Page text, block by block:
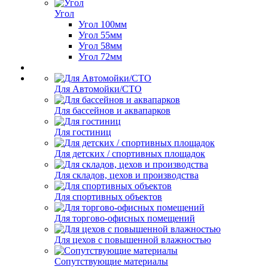
Угол
Угол 100мм
Угол 55мм
Угол 58мм
Угол 72мм
Для Автомойки/СТО
Для бассейнов и аквапарков
Для гостиниц
Для детских / спортивных площадок
Для складов, цехов и производства
Для спортивных объектов
Для торгово-офисных помещений
Для цехов с повышенной влажностью
Сопутствующие материалы